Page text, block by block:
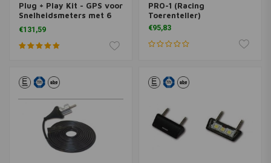
Plug + Play Kit - GPS voor
Snelheidsmeters met 6
Signalen
€131,59
PRO-1 (Racing
Toerenteller)
€95,83